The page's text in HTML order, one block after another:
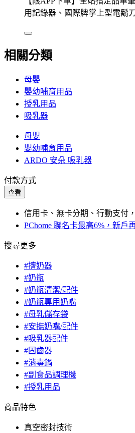
用記錄器、國際牌掌上型電鬍
相關分類
母嬰
嬰幼哺育用品
授乳用品
吸乳器
母嬰
嬰幼哺育用品
ARDO 安朵 吸乳器
付款方式
查看
信用卡、無卡分期、行動支付
PChome 聯名卡最高6%，新戶
搜尋更多
#擠奶器
#奶瓶
#奶瓶清潔/配件
#奶瓶專用奶嘴
#母乳儲存袋
#安撫奶嘴/配件
#吸乳器配件
#固齒器
#消毒鍋
#副食品調理機
#授乳用品
商品特色
真空密封技術